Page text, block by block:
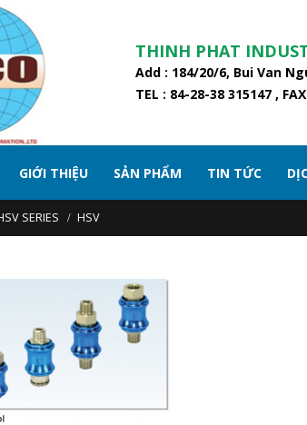
THINH PHAT
Add : 184/20/6, Bui Van
TEL : 84-28-38 315147 ,
GIỚI THIỆU SẢN PHẨM TIN TỨC
SERIES HSV